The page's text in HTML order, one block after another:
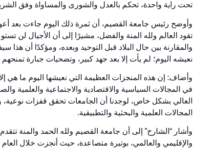
تحت راية واحدة، تحكم بالعدل والشورى والمساواة وفق
وأوضح رئيس جامعة القصيم، أن ثمرة ذلك اليوم جاءت بعد
تقود العالم ولله المنة والفضل، مشيرًا إلى أن الأجيال لن
والمقارنة بين حال البلاد قبل التوحيد وبعده، ومؤكدًا أن
نعيشه اليوم؛ لم يأت إلا بعد جهد كبير، وتضحيات جبارة
وأضاف: إن هذه المنجزات العظيمة التي نعيشها اليوم ما هي
في المجالات السياسية والاقتصادية والاجتماعية والعلمية
العالي بشكل خاص، لوجدنا أن الجامعات تحقق قفزات
المجالات العلمية والبحثية والتطبيقية.
وأشار “الشارخ” إلى أن جامعة القصيم ولله الحمد والمنة
والإقليمي والعالمي، بوتيرة متصاعدة، حيث أنجزت خلال